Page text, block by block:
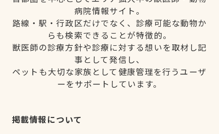
病院情報サイト。
路線・駅・行政区だけでなく、診療可能な動物か
らも検索できることが特徴的。
獣医師の診療方針や診療に対する想いを取材し記
事として発信し、
ペットも大切な家族として健康管理を行うユーザ
ーをサポートしています。
掲載情報について